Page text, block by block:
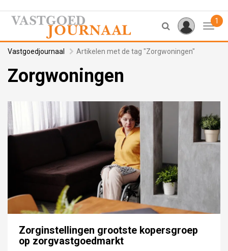
1
Vastgoedjournaal Artikelen met de tag "Zorgwoningen"
Zorgwoningen
Zorginstellingen grootste kopersgroep
op zorgvastgoedmarkt